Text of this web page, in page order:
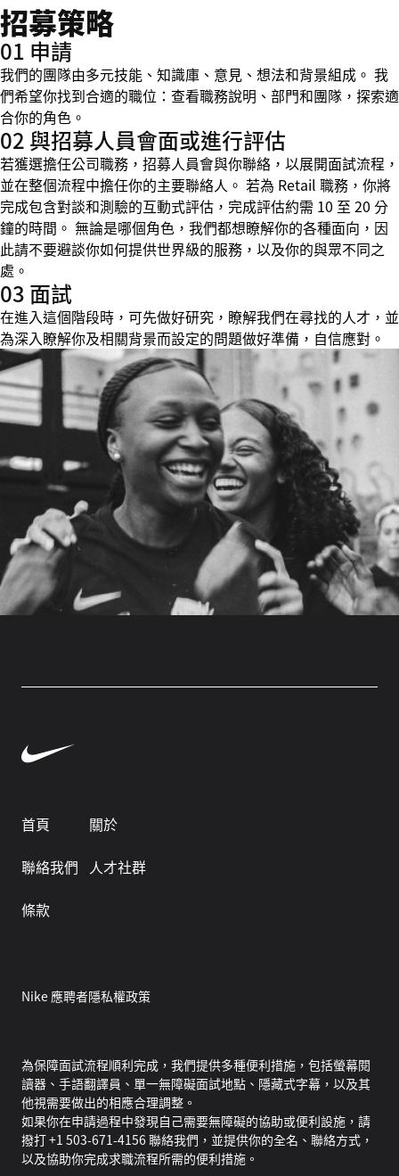
招募策略
01 申請
我們的團隊由多元技能、知識庫、意見、想法和背景組成。 我
們希望你找到合適的職位：查看職務說明、部門和團隊，探索適
合你的角色。
02 與招募人員會面或進行評估
若獲選擔任公司職務，招募人員會與你聯絡，以展開面試流程，
並在整個流程中擔任你的主要聯絡人。 若為 Retail 職務，你將
完成包含對談和測驗的互動式評估，完成評估約需 10 至 20 分
鐘的時間。 無論是哪個角色，我們都想瞭解你的各種面向，因
此請不要避談你如何提供世界級的服務，以及你的與眾不同之
處。
03 面試
在進入這個階段時，可先做好研究，瞭解我們在尋找的人才，並
為深入瞭解你及相關背景而設定的問題做好準備，自信應對。
首頁
關於
聯絡我們
人才社群
條款
Nike 應聘者隱私權政策
為保障面試流程順利完成，我們提供多種便利措施，包括螢幕閱
讀器、手語翻譯員、單一無障礙面試地點、隱藏式字幕，以及其
他視需要做出的相應合理調整。
如果你在申請過程中發現自己需要無障礙的協助或便利設施，請
撥打 +1 503-671-4156 聯絡我們，並提供你的全名、聯絡方式，
以及協助你完成求職流程所需的便利措施。